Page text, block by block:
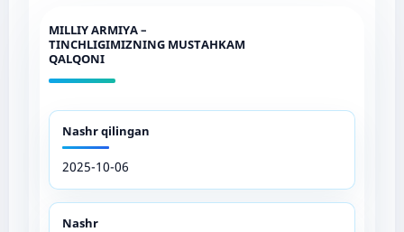
MILLIY ARMIYA –
TINCHLIGIMIZNING MUSTAHKAM
QALQONI
Nashr qilingan
2025-10-06
Nashr